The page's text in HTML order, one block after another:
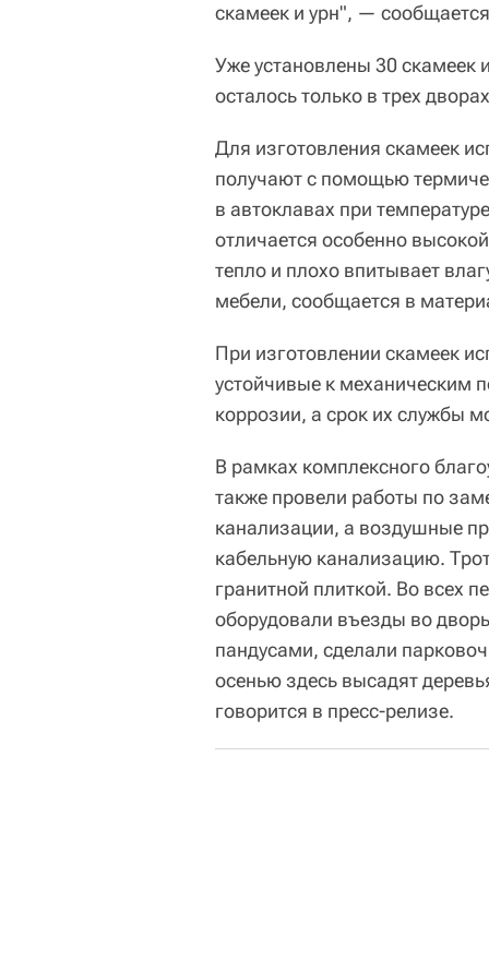
скамеек и урн", —
Уже установлены 30 скамеек
осталось только в трех
Для изготовления скамеек
получают с помощью
в автоклавах при
отличается особенно
тепло и плохо впитывает
мебели, сообщается в
При изготовлении скамеек
устойчивые к механическим
коррозии, а срок их службы
В рамках комплексного
также провели работы по
канализации, а воздушные
кабельную канализацию.
гранитной плиткой. Во всех
оборудовали въезды во
пандусами, сделали
осенью здесь высадят
говорится в пресс-релизе.